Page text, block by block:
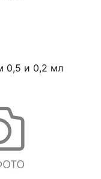
0,5 и 0,2 мл